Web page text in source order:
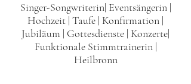
Singer-Songwriterin| Eventsängerin |
Hochzeit | Taufe | Konfirmation |
Jubiläum | Gottesdienste | Konzerte|
Funktionale Stimmtrainerin |
Heilbronn